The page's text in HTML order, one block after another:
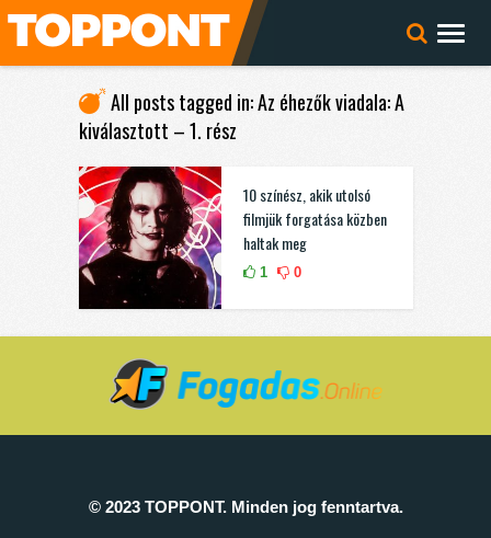
All posts tagged in: Az éhezők viadala: A
kiválasztott – 1. rész
10 színész, akik utolsó
filmjük forgatása közben
haltak meg
1 0
© 2023 TOPPONT. Minden jog fenntartva.